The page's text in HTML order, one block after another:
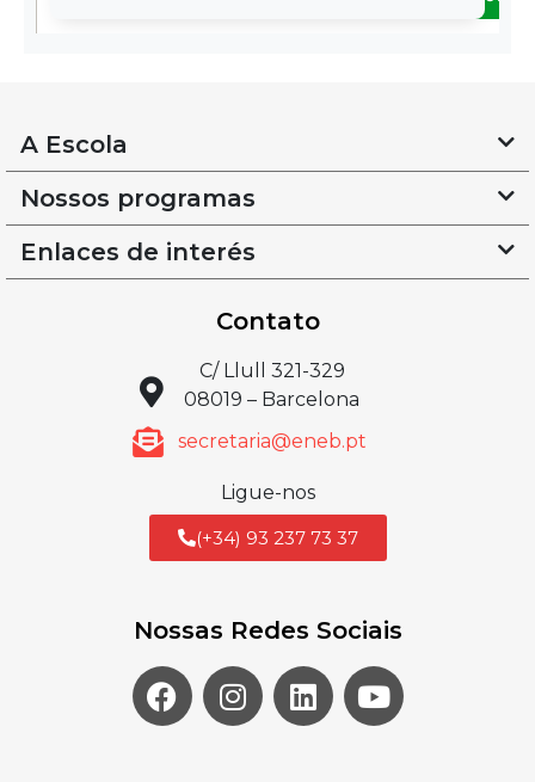
A Escola
Nossos programas
Enlaces de interés
Contato
C/ Llull 321-329
08019 – Barcelona
secretaria@eneb.pt
Ligue-nos
(+34) 93 237 73 37
Nossas Redes Sociais